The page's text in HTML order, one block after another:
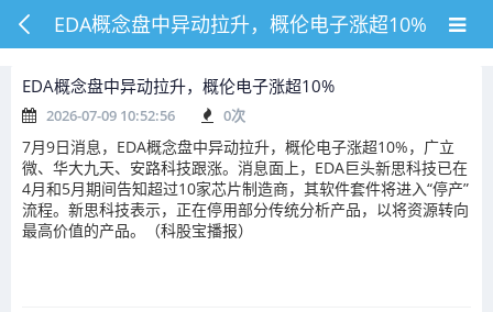
EDA概念盘中异动拉升，概伦电子涨超10%
EDA概念盘中异动拉升，概伦电子涨超10%
2026-07-09 10:52:56 0次
7月9日消息，EDA概念盘中异动拉升，概伦电子涨超10%，广立
微、华大九天、安路科技跟涨。消息面上，EDA巨头新思科技已在
4月和5月期间告知超过10家芯片制造商，其软件套件将进入“停产”
流程。新思科技表示，正在停用部分传统分析产品，以将资源转向
最高价值的产品。（科股宝播报）